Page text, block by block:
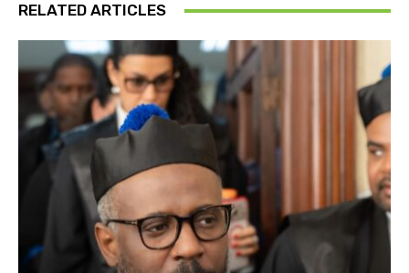
RELATED ARTICLES